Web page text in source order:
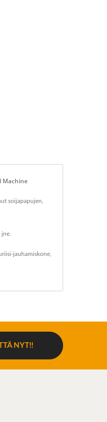
Machine
soijapapujen,
jauhamiskone
NYT!!